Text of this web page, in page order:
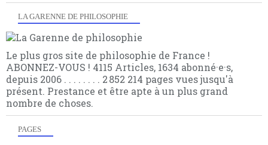
LA GARENNE DE PHILOSOPHIE
Le plus gros site de philosophie de France !
ABONNEZ-VOUS ! 4115 Articles, 1634 abonné·e·s,
depuis 2006 . . . . . . . . 2 852 214 pages vues jusqu'à
présent. Prestance et être apte à un plus grand
nombre de choses.
PAGES